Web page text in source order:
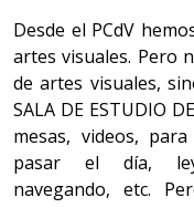
Desde el PCdV
artes visuales. Pero
de artes visuales,
SALA DE ESTUDIO
mesas, videos,
pasar el día,
navegando, etc.